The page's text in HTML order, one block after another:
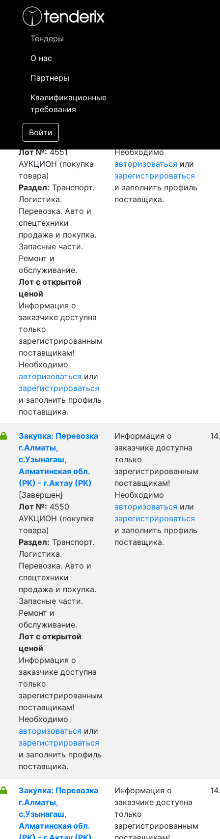
Тендеры
О нас
Партнеры
Квалификационные
требования
Войти
- активный лот
- сохраненный лот (не опубликован)
Закупка: Перевозка
г.Алматы (РК) -
г.Актобе (РК)
[Завершен]
Победитель выбран
Лот №:4551
АУКЦИОН (покупка
товара)
Раздел: Транспорт.
Логистика.
Перевозка. Авто и
спецтехники
продажа и покупка.
Запасные части.
Ремонт и
обслуживание.
Лот с открытой
ценой
Информация о
заказчике доступна
только
зарегистрированным
поставщикам!
Необходимо
авторизоваться или
зарегистрироваться
и заполнить профиль
поставщика.
Необходимо
авторизоваться или
зарегистрироваться
и заполнить профиль
поставщика.
Закупка: Перевозка
г.Алматы,
с.Узынагаш,
Алматинская обл.
(РК) - г.Актау (РК)
[Завершен]
Лот №: 4550
АУКЦИОН (покупка
товара)
Раздел: Транспорт.
Логистика.
Перевозка. Авто и
спецтехники
продажа и покупка.
Запасные части.
Ремонт и
обслуживание.
Лот с открытой
ценой
Информация о
заказчике доступна
только
зарегистрированным
поставщикам!
Необходимо
авторизоваться или
зарегистрироваться
и заполнить профиль
поставщика.
Информация о
заказчике доступна
только
зарегистрированным
поставщикам!
Необходимо
авторизоваться или
зарегистрироваться
и заполнить профиль
поставщика.
Закупка: Перевозка
г.Алматы,
с.Узынагаш,
Алматинская обл.
Информация о
заказчике доступна
только
зарегистрированным